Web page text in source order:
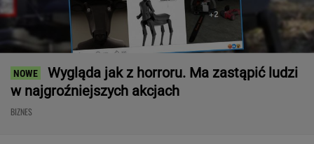
Wygląda jak z horroru. Ma zastąpić ludzi
w najgroźniejszych akcjach
BIZNES